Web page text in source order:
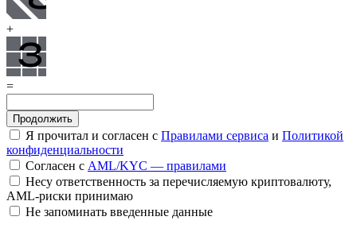
+
=
Я прочитал и согласен с Правилами сервиса и Политикой
конфиденциальности
Согласен с AML/KYC — правилами
Несу ответственность за перечисляемую криптовалюту,
AML-риски принимаю
Не запоминать введенные данные